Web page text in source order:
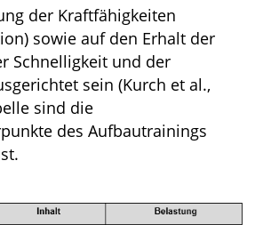
der Kraftfähigkeiten
sowie auf den Erhalt der
Schnelligkeit und der
sein (Kurch et al.,
sind die
des Aufbautrainings